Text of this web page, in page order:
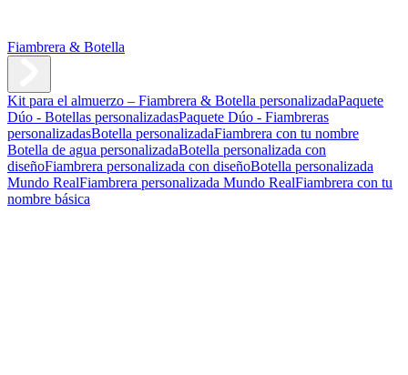
Fiambrera & Botella
Kit para el almuerzo – Fiambrera & Botella personalizadaPaquete
Dúo - Botellas personalizadasPaquete Dúo - Fiambreras
personalizadasBotella personalizadaFiambrera con tu nombre
Botella de agua personalizadaBotella personalizada con
diseñoFiambrera personalizada con diseñoBotella personalizada
Mundo RealFiambrera personalizada Mundo RealFiambrera con tu
nombre básica